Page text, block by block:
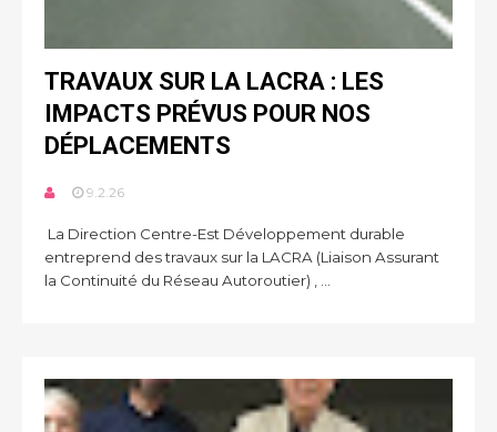
TRAVAUX SUR LA LACRA : LES
IMPACTS PRÉVUS POUR NOS
DÉPLACEMENTS
9.2.26
La Direction Centre-Est Développement durable
entreprend des travaux sur la LACRA (Liaison Assurant
la Continuité du Réseau Autoroutier) , ...